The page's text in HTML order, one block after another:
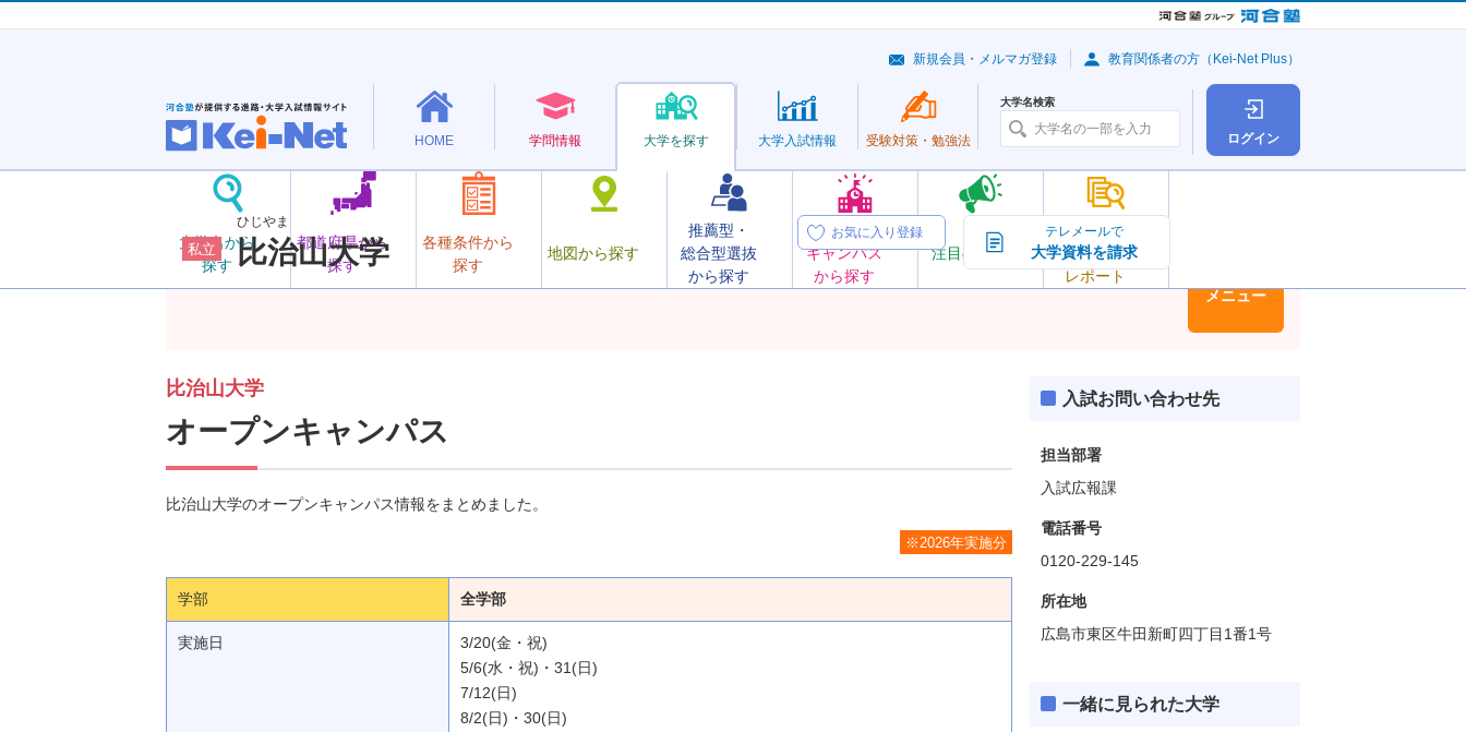
ログイン
HOME 学問情報 大学を探す
大学名から
探す
都道府県から
探す
各種条件から
探す
地図から探す
推薦型・
総合型選抜
から探す
オープン
キャンパス
から探す
注目の大学
大学の今
トピック＆
レポート
大学入試情報 受験対策・ 勉強法
大学名検索
新規会員・メルマガ登録 教育関係者の方（Kei-Net Plus）
私立
ひじやま
比治山大学
お気に入り登録 テレメールで
大学資料を請求
メニュー
比治山大学
オープンキャンパス
比治山大学のオープンキャンパス情報をまとめました。
※2026年実施分
学部 全学部
実施日
3/20(金・祝)
5/6(水・祝)・31(日)
7/12(日)
8/2(日)・30(日)
入試お問い合わせ先
担当部署
入試広報課
電話番号
0120-229-145
所在地
広島市東区牛田新町四丁目1番1号
一緒に見られた大学